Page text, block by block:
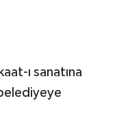
ı sanatına